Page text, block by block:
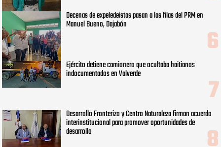
Decenas de expeledeistas pasan a las filas del PRM en
Manuel Bueno, Dajabón
Ejército detiene camionero que ocultaba haitianos
indocumentados en Valverde
Desarrollo Fronterizo y Centro Naturaleza firman acuerdo
interinstitucional para promover oportunidades de
desarrollo